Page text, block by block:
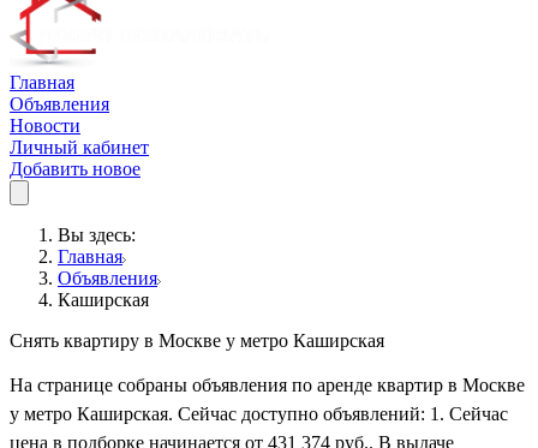
Главная
Объявления
Новости
Личный кабинет
Добавить новое
Вы здесь:
Главная
Объявления
Каширская
Снять квартиру в Москве у метро Каширская
На странице собраны объявления по аренде квартир в Москве
у метро Каширская. Сейчас доступно объявлений: 1. Сейчас
цена в подборке начинается от 431 374 руб.. В выдаче